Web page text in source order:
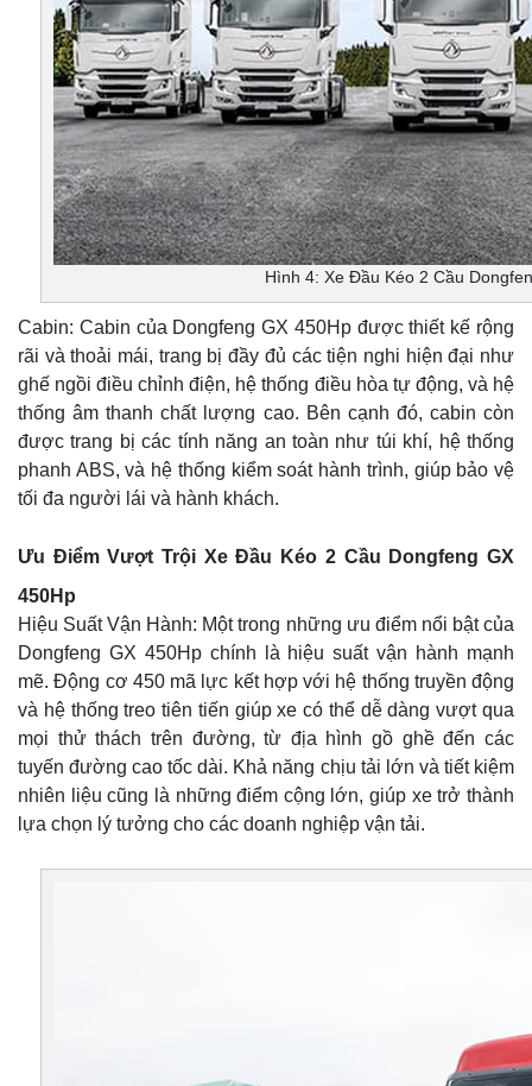
Hình 4: Xe Đầu Kéo 2 Cầu
Cabin: Cabin của Dongfeng GX 450Hp được thiết kế rộng
rãi và thoải mái, trang bị đầy đủ các tiện nghi hiện đại như
ghế ngồi điều chỉnh điện, hệ thống điều hòa tự động, và hệ
thống âm thanh chất lượng cao. Bên cạnh đó, cabin còn
được trang bị các tính năng an toàn như túi khí, hệ thống
phanh ABS, và hệ thống kiểm soát hành trình, giúp bảo vệ
tối đa người lái và hành khách.
Ưu Điểm Vượt Trội Xe Đầu Kéo 2 Cầu Dongfeng GX
450Hp
Hiệu Suất Vận Hành: Một trong những ưu điểm nổi bật của
Dongfeng GX 450Hp chính là hiệu suất vận hành mạnh
mẽ. Động cơ 450 mã lực kết hợp với hệ thống truyền động
và hệ thống treo tiên tiến giúp xe có thể dễ dàng vượt qua
mọi thử thách trên đường, từ địa hình gồ ghề đến các
tuyến đường cao tốc dài. Khả năng chịu tải lớn và tiết kiệm
nhiên liệu cũng là những điểm cộng lớn, giúp xe trở thành
lựa chọn lý tưởng cho các doanh nghiệp vận tải.